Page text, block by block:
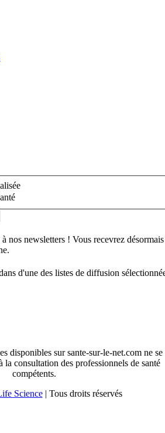
nos newsletters ! Vous recevrez désormais
d'une des listes de diffusion
disponibles sur sante-sur-le-net.com ne se
la consultation des professionnels de santé
compétents.
Science| Tous droits réservés